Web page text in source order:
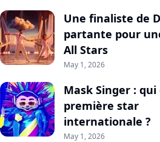
Une finaliste de
partante pour
All Stars
May 1, 2026
Mask Singer : qui
première star
internationale ?
May 1, 2026